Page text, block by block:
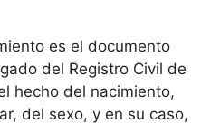
es el documento
del Registro Civil de
hecho del nacimiento,
del sexo, y en su caso,